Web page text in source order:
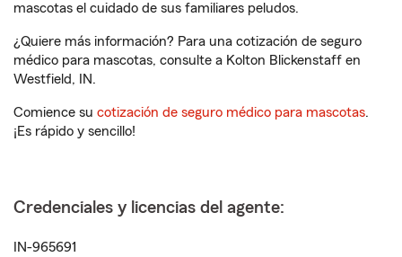
mascotas el cuidado de sus familiares peludos.
¿Quiere más información? Para una cotización de seguro
médico para mascotas, consulte a Kolton Blickenstaff en
Westfield, IN.
Comience su cotización de seguro médico para mascotas.
¡Es rápido y sencillo!
Credenciales y licencias del agente:
IN-965691